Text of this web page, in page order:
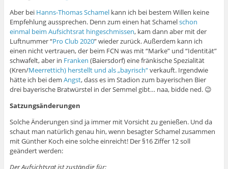
Aber bei Hanns-Thomas Schamelkann ich bei bestem Willen keine
Empfehlung aussprechen. Denn zum einen hat Schamelschon
einmal beim Aufsichtsrat hingeschmissen, kam dann aber mit der
Luftnummer “Pro Club 2020” wieder zurück. Außerdem kann ich
einen nicht vertrauen, der beim FCN was mit “Marke” und “Identität”
schwafelt, aber in Franken (Baiersdorf) eine fränkische Spezialität
(Kren/Meerrettich) herstellt und als „bayrisch“verkauft. Irgendwie
hätte ich bei dem Angst, dass es im Stadion zum bayerischen Bier
drei bayerische Bratwürstel in der Semmel gibt… naa, bidde ned. 😉
Satzungsänderungen
Solche Änderungen sind ja immer mit Vorsicht zu genießen. Und da
schaut man natürlich genau hin, wenn besagter Schamel zusammen
mit Günther Koch eine solche einreicht! Der §16 Ziffer 12 soll
geändert werden:
Der Aufsichtsrat ist zuständig für: